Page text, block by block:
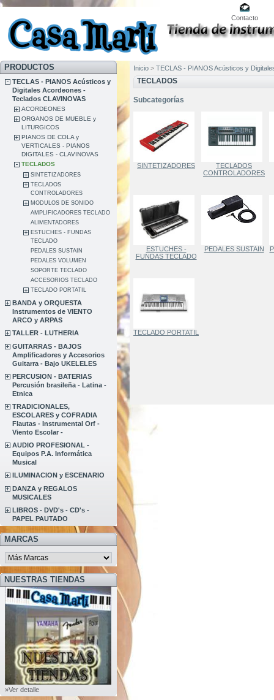
Contacto
PRODUCTOS
TECLAS - PIANOS Acústicos y
Digitales Acordeones -
Teclados CLAVINOVAS
ACORDEONES
ORGANOS DE MUEBLE y
LITURGICOS
PIANOS DE COLA y
VERTICALES - PIANOS
DIGITALES - CLAVINOVAS
TECLADOS
SINTETIZADORES
TECLADOS
CONTROLADORES
MODULOS DE SONIDO
AMPLIFICADORES TECLADO
ALIMENTADORES
ESTUCHES - FUNDAS
TECLADO
PEDALES SUSTAIN
PEDALES VOLUMEN
SOPORTE TECLADO
ACCESORIOS TECLADO
TECLADO PORTATIL
BANDA y ORQUESTA
Instrumentos de VIENTO
ARCO y ARPAS
TALLER - LUTHERIA
GUITARRAS - BAJOS
Amplificadores y Accesorios
Guitarra - Bajo UKELELES
PERCUSION - BATERIAS
Percusión brasileña - Latina -
Etnica
TRADICIONALES,
ESCOLARES y COFRADIA
Flautas - Instrumental Orf -
Viento Escolar -
AUDIO PROFESIONAL -
Equipos P.A. Informática
Musical
ILUMINACION y ESCENARIO
DANZA y REGALOS
MUSICALES
LIBROS - DVD's - CD's -
PAPEL PAUTADO
MARCAS
NUESTRAS TIENDAS
»Ver detalle
Inicio > TECLAS - PIANOS Acústicos y
TECLADOS
Subcategorías
SINTETIZADORES
TECLADOS
CONTROLADORES
ESTUCHES -
FUNDAS TECLADO
PEDALES SUSTAIN
TECLADO PORTATIL